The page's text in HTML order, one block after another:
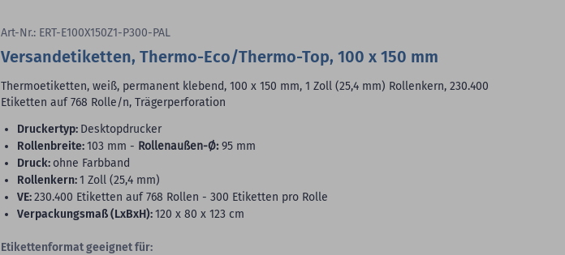
Art-Nr.: ERT-E100X150Z1-P300-PAL
Versandetiketten, Thermo-Eco/Thermo-Top, 100 x 150 mm
Thermoetiketten, weiß, permanent klebend, 100 x 150 mm, 1 Zoll (25,4 mm) Rollenkern, 230.400
Etiketten auf 768 Rolle/n, Trägerperforation
Druckertyp: Desktopdrucker
Rollenbreite:103 mm - Rollenaußen-Ø:95 mm
Druck: ohne Farbband
Rollenkern:1 Zoll (25,4 mm)
VE:230.400 Etiketten auf 768 Rollen - 300 Etiketten pro Rolle
Verpackungsmaß (LxBxH):120 x 80 x 123 cm
Etikettenformat geeignet für: